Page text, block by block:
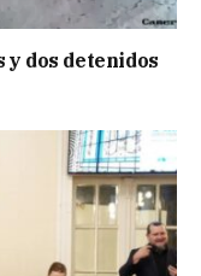
y dos detenidos